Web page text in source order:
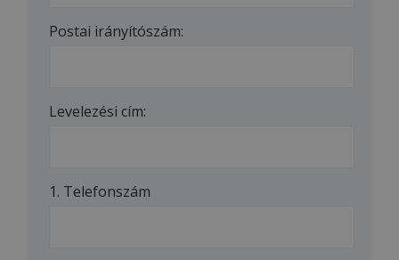
Postai irányítószám:
Levelezési cím:
1. Telefonszám